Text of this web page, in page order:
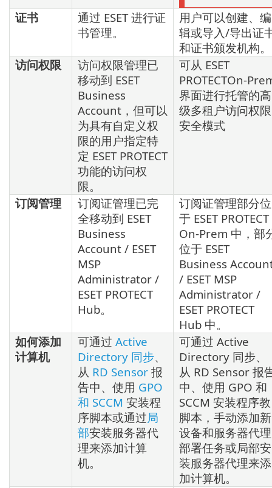
证书
通过 ESET 进行证
书管理。
用户可以创建、编
辑或导入/导出证
和证书颁发机构。
访问权限
访问权限管理已
移动到 ESET
Business
Account，但可以
为具有自定义权
限的用户指定特
定 ESET PROTECT
功能的访问权
限。
可从 ESET
PROTECTOn-
界面进行托管的高
级多租户访问权限
安全模式
订阅管理
订阅证管理已完
全移动到 ESET
Business
Account / ESET
MSP
Administrator /
ESET PROTECT
Hub。
订阅证管理部分位
于 ESET PROTECT
On-Prem 中，部
位于 ESET
Business
/ ESET MSP
Administrator /
ESET PROTECT
Hub 中。
如何添加
计算机
可通过 Active
Directory 同步、
从 RD Sensor 报
告中、使用 GPO
和 SCCM 安装程
序脚本或通过局
部安装服务器代
理来添加计算
机。
可通过 Active
Directory 同步、
从 RD Sensor 报
中、使用 GPO 和
SCCM 安装程序教
脚本，手动添加新
设备和服务器代理
部署任务或局部安
装服务器代理来添
加计算机。